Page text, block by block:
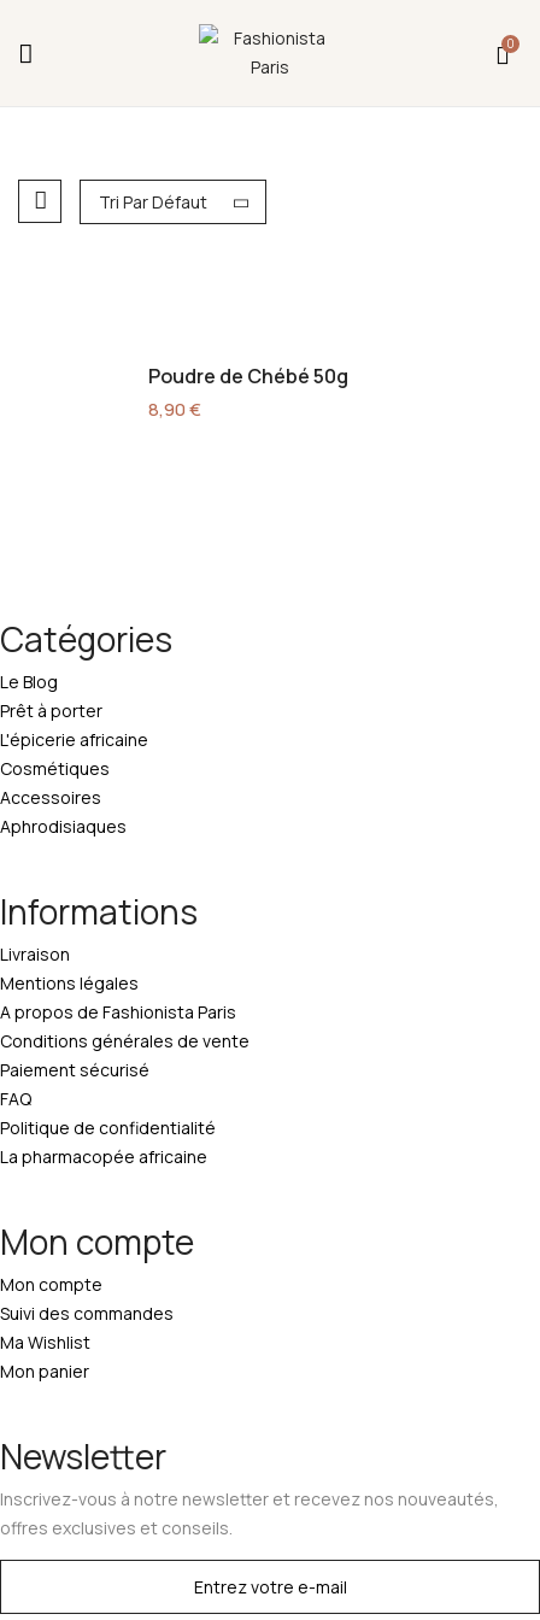
0
Tri Par Défaut
Poudre de Chébé 50g
8,90€
Catégories
Le Blog
Prêt à porter
L'épicerie africaine
Cosmétiques
Accessoires
Aphrodisiaques
Informations
Livraison
Mentions légales
A propos de Fashionista Paris
Conditions générales de vente
Paiement sécurisé
FAQ
Politique de confidentialité
La pharmacopée africaine
Mon compte
Mon compte
Suivi des commandes
Ma Wishlist
Mon panier
Newsletter
Inscrivez-vous à notre newsletter et recevez nos nouveautés,
offres exclusives et conseils.
Fermeture annuelle du 17 juillet 16h au 12 août.
L'ajout au panier est indisponible et aucune
commande ni remise en main propre ne sera